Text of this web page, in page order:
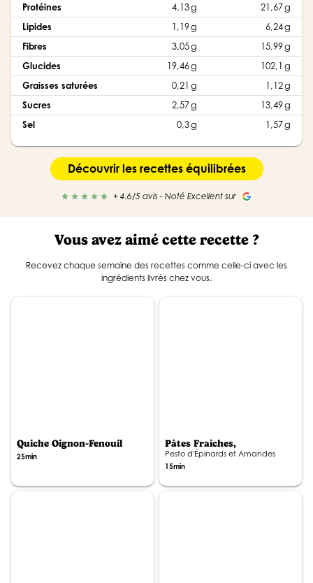
Protéines
4,13 g
21,67 g
Lipides
1,19 g
6,24 g
Fibres
3,05 g
15,99 g
Glucides
19,46 g
102,1 g
Graisses saturées
0,21 g
1,12 g
Sucres
2,57 g
13,49 g
Sel
0,3 g 1,57 g
Découvrir les recettes équilibrées
star star star star star + 4.6/5 avis - Noté Excellent sur
Vous avez aimé cette recette ?
Recevez chaque semaine des recettes comme celle-ci avec les
ingrédients livrés chez vous.
Quiche Oignon-Fenouil
25min
Pâtes Fraîches,
Pesto d'Épinards et Amandes
15min